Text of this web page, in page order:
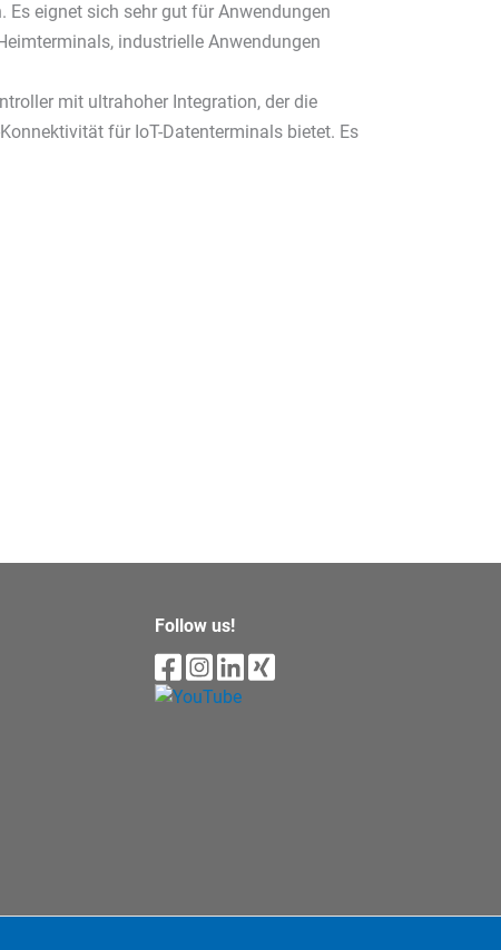
Es eignet sich sehr gut für Anwendungen
industrielle Anwendungen
mit ultrahoher Integration, der die
für IoT-Datenterminals bietet. Es
Follow us!